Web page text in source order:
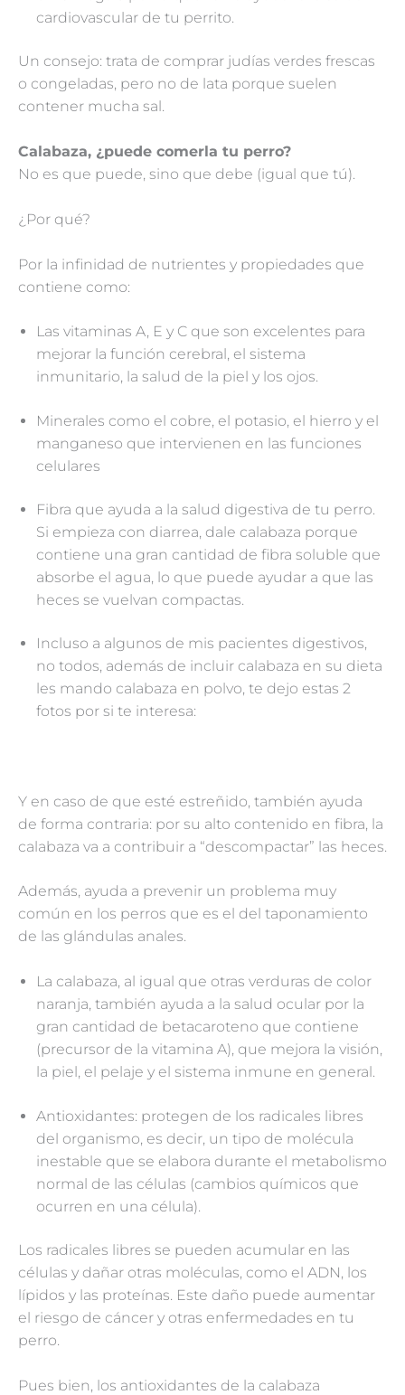
cardiovascular de tu perrito.
Un consejo: trata de comprar judías verdes frescas
o congeladas, pero no de lata porque suelen
contener mucha sal.
Calabaza, ¿puede comerla tu perro?
No es que puede, sino que debe (igual que tú).
¿Por qué?
Por la infinidad de nutrientes y propiedades que
contiene como:
Las vitaminas A, E y C que son excelentes para
mejorar la función cerebral, el sistema
inmunitario, la salud de la piel y los ojos.
Minerales como el cobre, el potasio, el hierro y el
manganeso que intervienen en las funciones
celulares
Fibra que ayuda a la salud digestiva de tu perro.
Si empieza con diarrea, dale calabaza porque
contiene una gran cantidad de fibra soluble que
absorbe el agua, lo que puede ayudar a que las
heces se vuelvan compactas.
Incluso a algunos de mis pacientes digestivos,
no todos, además de incluir calabaza en su dieta
les mando calabaza en polvo, te dejo estas 2
fotos por si te interesa:
Y en caso de que esté estreñido, también ayuda
de forma contraria: por su alto contenido en fibra, la
calabaza va a contribuir a “descompactar” las heces.
Además, ayuda a prevenir un problema muy
común en los perros que es el del taponamiento
de las glándulas anales.
La calabaza, al igual que otras verduras de color
naranja, también ayuda a la salud ocular por la
gran cantidad de betacaroteno que contiene
(precursor de la vitamina A), que mejora la visión,
la piel, el pelaje y el sistema inmune en general.
Antioxidantes: protegen de los radicales libres
del organismo, es decir, un tipo de molécula
inestable que se elabora durante el metabolismo
normal de las células (cambios químicos que
ocurren en una célula).
Los radicales libres se pueden acumular en las
células y dañar otras moléculas, como el ADN, los
lípidos y las proteínas. Este daño puede aumentar
el riesgo de cáncer y otras enfermedades en tu
perro.
Pues bien, los antioxidantes de la calabaza